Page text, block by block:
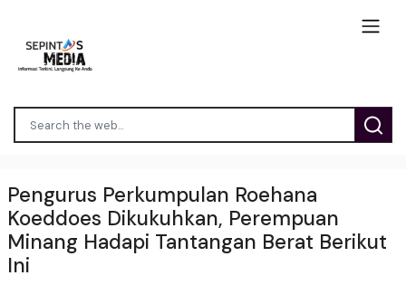
Pengurus Perkumpulan Roehana
Koeddoes Dikukuhkan, Perempuan
Minang Hadapi Tantangan Berat Berikut
Ini